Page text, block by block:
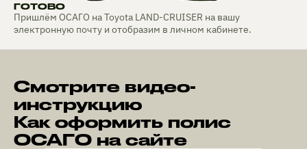
ГОТОВО
Пришлём ОСАГО на Toyota LAND-CRUISER на вашу
электронную почту и отобразим в личном кабинете.
Смотрите видео-
инструкцию
Как оформить полис
ОСАГО на сайте